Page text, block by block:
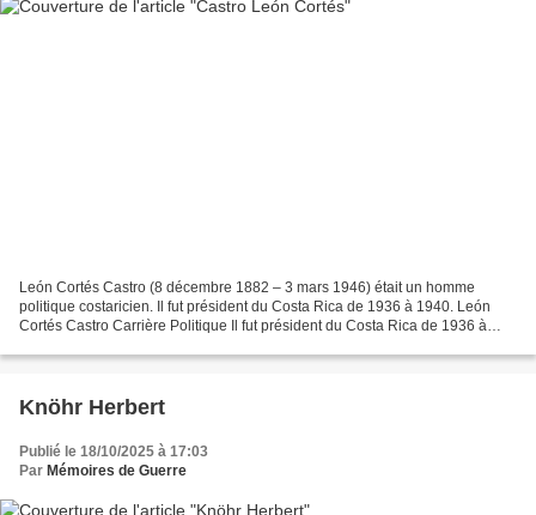
León Cortés Castro (8 décembre 1882 – 3 mars 1946) était un homme
politique costaricien. Il fut président du Costa Rica de 1936 à 1940. León
Cortés Castro Carrière Politique Il fut président du Costa Rica de 1936 à
Knöhr Herbert
Publié le 18/10/2025 à 17:03
Par Mémoires de Guerre